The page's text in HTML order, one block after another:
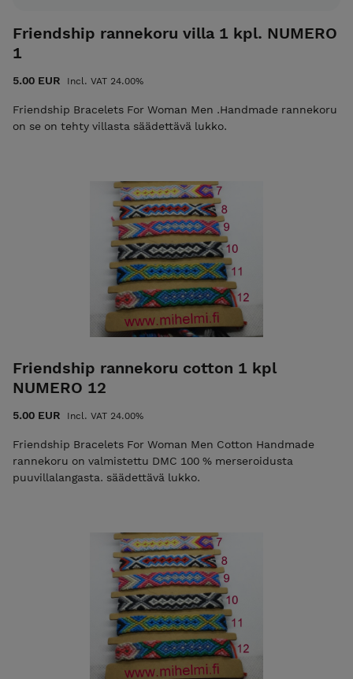
Friendship rannekoru villa 1 kpl. NUMERO
1
5.00 EUR Incl. VAT 24.00%
Friendship Bracelets For Woman Men .Handmade rannekoru
on se on tehty villasta säädettävä lukko.
Friendship rannekoru cotton 1 kpl
NUMERO 12
5.00 EUR Incl. VAT 24.00%
Friendship Bracelets For Woman Men Cotton Handmade
rannekoru on valmistettu DMC 100 % merseroidusta
puuvillalangasta. säädettävä lukko.